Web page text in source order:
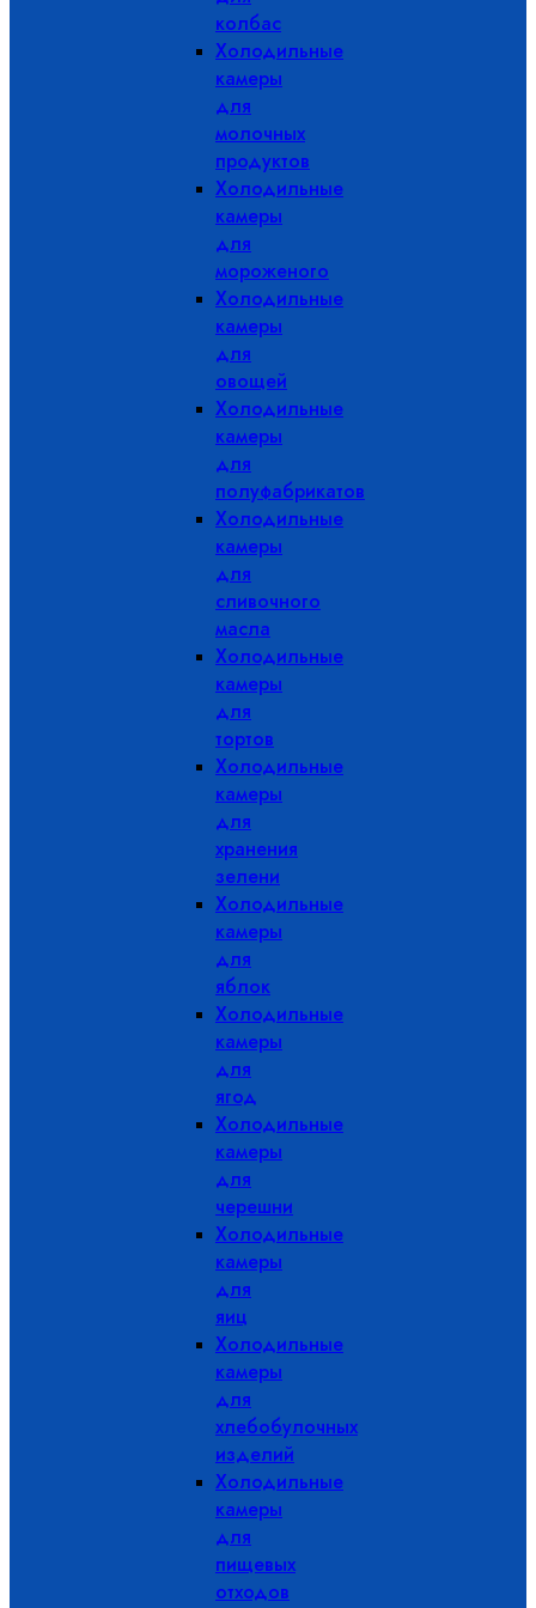
колбас
Холодильные
камеры
для
молочных
продуктов
Холодильные
камеры
для
мороженого
Холодильные
камеры
для
овощей
Холодильные
камеры
для
полуфабрикатов
Холодильные
камеры
для
сливочного
масла
Холодильные
камеры
для
тортов
Холодильные
камеры
для
хранения
зелени
Холодильные
камеры
для
яблок
Холодильные
камеры
для
ягод
Холодильные
камеры
для
черешни
Холодильные
камеры
для
яиц
Холодильные
камеры
для
хлебобулочных
изделий
Холодильные
камеры
для
пищевых
отходов